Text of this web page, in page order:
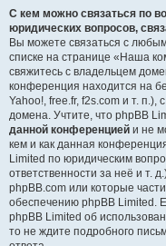
С кем можно связаться по
юридических вопросов,
Вы можете связаться с
списке на странице «Наша
свяжитесь с владельцем
конференция находится на
Yahoo!, free.fr, f2s.com и т. п.),
домена. Учтите, что phpBB
данной конференцией и не
кем и как данная
Limited по юридическим
ответственности за неё и т.
phpBB.com или которые
обеспечению phpBB Limited.
phpBB Limited об
то не ждите подробного